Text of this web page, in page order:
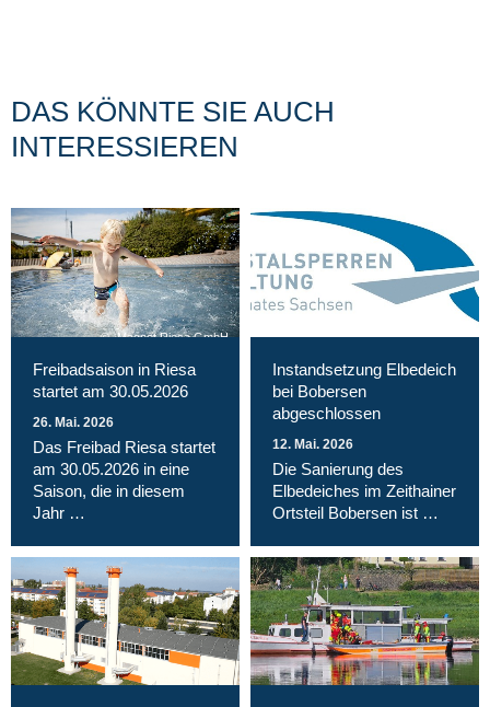
DAS KÖNNTE SIE AUCH
INTERESSIEREN
Magnet Riesa GmbH
Freibadsaison in Riesa
startet am 30.05.2026
26. Mai. 2026
Das Freibad Riesa startet
am 30.05.2026 in eine
Saison, die in diesem
Jahr …
Instandsetzung Elbedeich
bei Bobersen
abgeschlossen
12. Mai. 2026
Die Sanierung des
Elbedeiches im Zeithainer
Ortsteil Bobersen ist …